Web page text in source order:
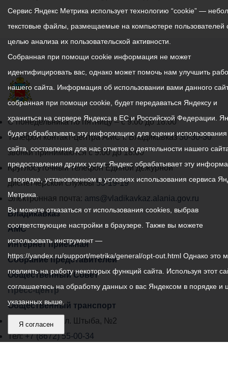
График
работы
администрации
местного
самоуправления
города
Владикавказ:
С понедельника по пятницу – с 9.00 до 18.00
Телефон контакт-центра АМС г. Владикавказ30-30-30
звонки принимаются с 9:00 до 18:00
Круглосуточный телефон Единой дежурной
диспетчерской службы53-19-19
Электронная почта: ams@vladikavkaz.alania.gov.ru
Владикавказ
АМС
Интернет приемная
Собрание представителей
Общественный Совет
Пресс-центр
Общественный транспорт
Владикавказ, пл. Штыба, №2
Тел:+7 (8672) 55-00-34
Сервис Яндекс Метрика использует технологию “cookie” —
текстовые файлы, размещаемые на компьютере пользователей
целью анализа их пользовательской активности.
Собранная при помощи cookie информация не может
идентифицировать вас, однако может помочь нам улучшить
нашего сайта. Информация об использовании вами данного
собранная при помощи cookie, будет передаваться Яндексу и
храниться на сервере Яндекса в ЕС и Российской Федерации.
будет обрабатывать эту информацию для оценки
сайта, составления для нас отчетов о деятельности нашего
предоставления других услуг. Яндекс обрабатывает эту
в порядке, установленном в условиях использования сервиса
Метрика.
Вы можете отказаться от использования cookies, выбрав
соответствующие настройки в браузере. Также вы можете
использовать инструмент —
https://yandex.ru/support/metrika/general/opt-out.html Однако это
повлиять на работу некоторых функций сайта. Используя этот
соглашаетесь на обработку данных о вас Яндексом в порядке и
указанных выше.
Я согласен